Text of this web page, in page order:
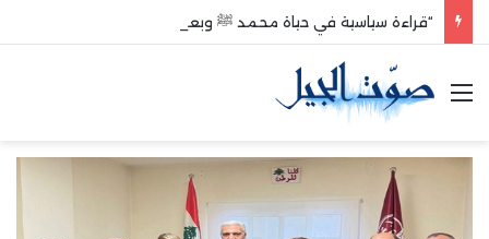
“قراءة سياسية في حياة محمد ﷺ وبعد وفاته”
القائمة